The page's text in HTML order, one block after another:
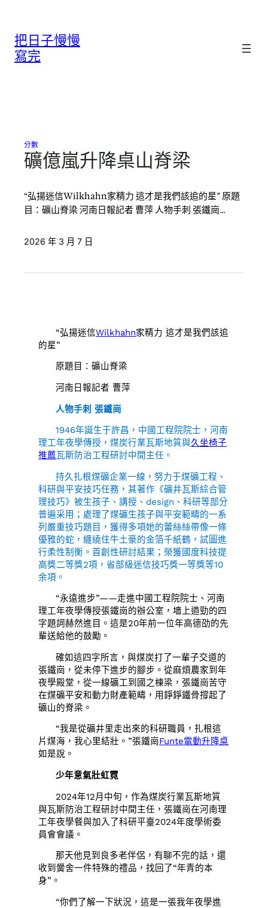
把日子慢慢
寫完
分數
礦億嵐升降桌山脊梁
“弘揚迷信Wilkhahn家精力 這才是我們該追的星” 原題
目：礦山脊梁 河南日報記者 曹萍 人物手刺 張鐵崗…
2026 年 3 月 7 日
“弘揚迷信Wilkhahn家精力 這才是我們該追
的星”
原題目：礦山脊梁
河南日報記者 曹萍
人物手刺 張鐵崗
1946年誕生于許昌，中國工程院院士，河南
理工年夜學傳授，煤炭行業瓦斯地質與久坐椅子
推薦瓦斯防治工程研討中間主任。
持久扎根煤礦企業一線，努力于煤礦工程、
科研與平安技巧任務，其著作《礦井瓦斯綜合管
理技巧》被生孩子、講授、design、科研等部分
普遍采用；處理了煤礦生孩子與平安範疇的一系
列嚴重技巧題目，獲得多項她的蕾絲絲帶像一條
優雅的蛇，纏繞住牛土豪的金箔千紙鶴，試圖進
行柔性制衡。首創性研討結果；榮獲國度科技提
高獎二等獎2項，省部級迷信技巧獎一等獎等10
余項。
“永遠進步”——走進中國工程院院士、河南
理工年夜學傳授張鐵崗的辦公室，墻上遒勁的四
字題詞赫然進目。這是20年前一位年高德劭的先
輩送給他的鼓勵。
確如這四字所言，與煤炭打了一輩子交道的
張鐵崗，從未停下進步的腳步。從麻煩農家到年
夜學殿堂，從一線礦工到國之棟梁，張鐵崗苦守
在煤礦平安和動力財產範疇，用錚錚鐵骨撐起了
礦山的脊梁。
“我是從礦井里走出來的科研職員，扎根這
片煤海，我心里結壯。”張鐵崗Funte電動升降桌
如是說。
少年意氣壯虹霓
2024年12月中旬，作為煤炭行業瓦斯地質
與瓦斯防治工程研討中間主任，張鐵崗在河南理
工年夜學餐與加入了科研平臺2024年度學術委
員會會議。
那天他見到良多老伴侶，有聊不完的話，還
收到黌舍一件特殊的禮品，找回了“年青的本
身”。
“你們了解一下狀況，這是一張我年夜學進